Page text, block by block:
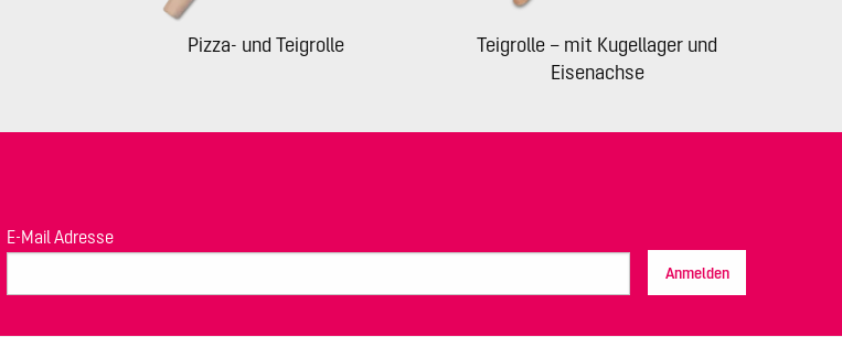
Pizza- und Teigrolle
Teigrolle – mit Kugellager und
Eisenachse
E-Mail Adresse
Anmelden